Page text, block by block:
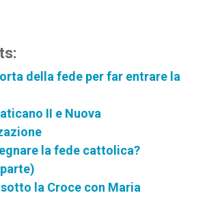
della fede per far entrare la
II e Nuova
la fede cattolica?
la Croce con Maria